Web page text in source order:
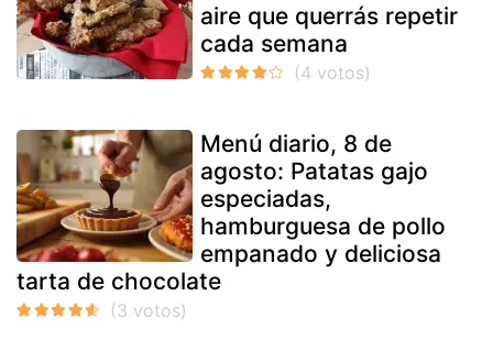
aire que querrás repetir
cada semana
Menú diario, 8 de
agosto: Patatas gajo
especiadas,
hamburguesa de pollo
empanado y deliciosa
tarta de chocolate